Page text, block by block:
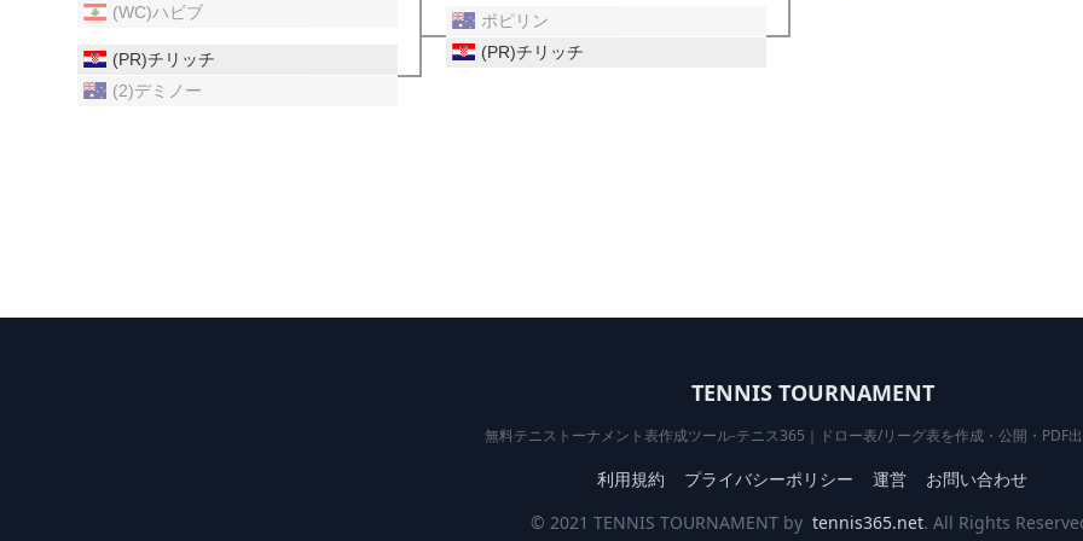
(WC)ハビブ
(PR)チリッチ
(2)デミノー
ポピリン
(PR)チリッチ
TENNIS TOURNAMENT
無料テニストーナメント表作成ツール-テニス365｜ドロー表/リーグ表を作成・公開・PDF出
利用規約 プライバシーポリシー 運営
お問い合わせ
© 2021 TENNIS TOURNAMENT by tennis365.net. All Rights